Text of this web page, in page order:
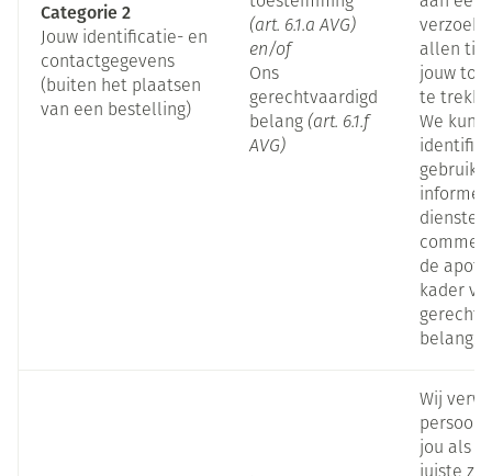
Categorie 2
Jouw identificatie- en
contactgegevens
(buiten het plaatsen
van een bestelling)
(art. 6.1.a AVG)
en/of
Ons
gerechtvaardigd
belang (art. 6.1.f
AVG)
verzoek.
allen
jouw
te
We
diensten
de
kader
belang.
Wij
jou als